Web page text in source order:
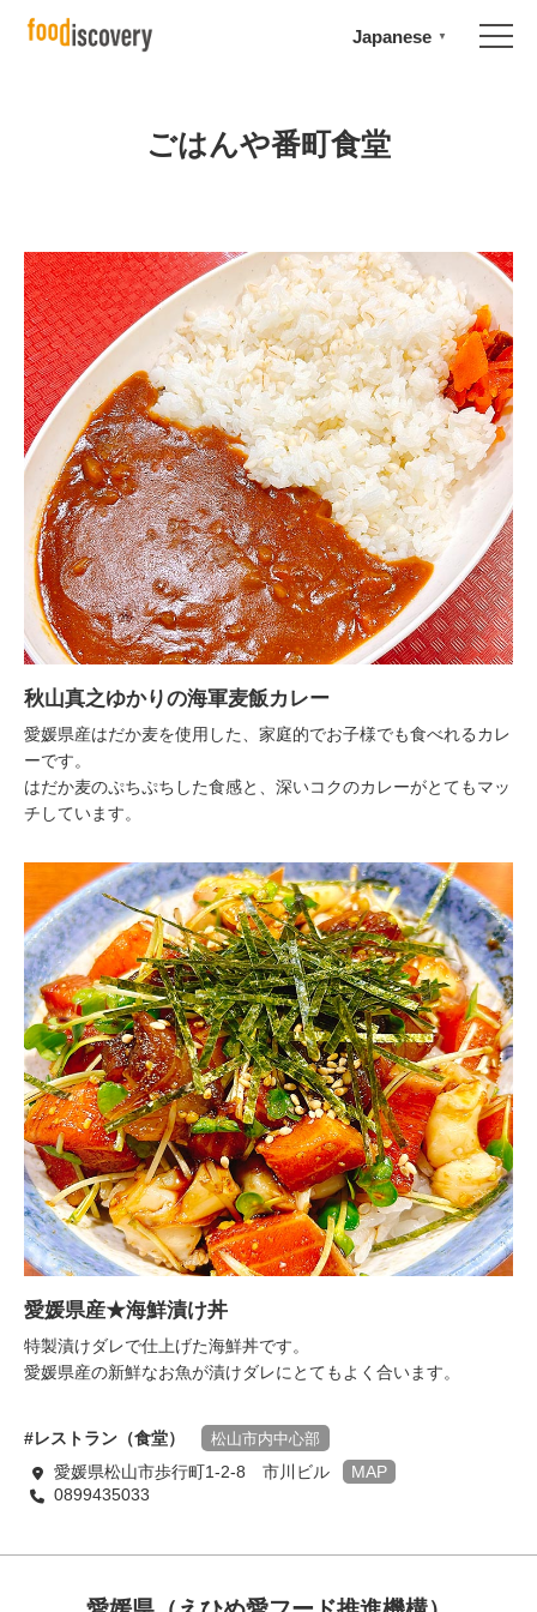
ごはんや番町食堂
秋山真之ゆかりの海軍麦飯カレー
愛媛県産はだか麦を使用した、家庭的でお子様でも食べれるカレ
ーです。
はだか麦のぷちぷちした食感と、深いコクのカレーがとてもマッ
チしています。
愛媛県産★海鮮漬け丼
特製漬けダレで仕上げた海鮮丼です。
愛媛県産の新鮮なお魚が漬けダレにとてもよく合います。
レストラン（食堂） 松山市内中心部
愛媛県松山市歩行町1-2-8 市川ビル
MAP
0899435033
Japanese ▼